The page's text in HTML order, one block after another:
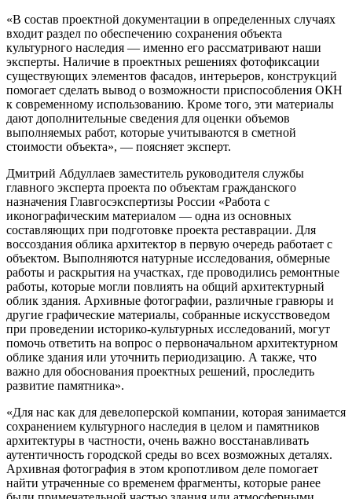
«В состав проектной документации в определенных случаях
входит раздел по обеспечению сохранения объекта
культурного наследия — именно его рассматривают наши
эксперты. Наличие в проектных решениях фотофиксации
существующих элементов фасадов, интерьеров, конструкций
помогает сделать вывод о возможности приспособления ОКН
к современному использованию. Кроме того, эти материалы
дают дополнительные сведения для оценки объемов
выполняемых работ, которые учитываются в сметной
стоимости объекта», — поясняет эксперт.
Дмитрий Абдуллаев заместитель руководителя службы
главного эксперта проекта по объектам гражданского
назначения Главгосэкспертизы России «Работа с
иконографическим материалом — одна из основных
составляющих при подготовке проекта реставрации. Для
воссоздания облика архитектор в первую очередь работает с
объектом. Выполняются натурные исследования, обмерные
работы и раскрытия на участках, где проводились ремонтные
работы, которые могли повлиять на общий архитектурный
облик здания. Архивные фотографии, различные гравюры и
другие графические материалы, собранные искусствоведом
при проведении историко-культурных исследований, могут
помочь ответить на вопрос о первоначальном архитектурном
облике здания или уточнить периодизацию. А также, что
важно для обоснования проектных решений, проследить
развитие памятника».
«Для нас как для девелоперской компании, которая занимается
сохранением культурного наследия в целом и памятников
архитектуры в частности, очень важно восстанавливать
аутентичность городской среды во всех возможных деталях.
Архивная фотография в этом кропотливом деле помогает
найти утраченные со временем фрагменты, которые ранее